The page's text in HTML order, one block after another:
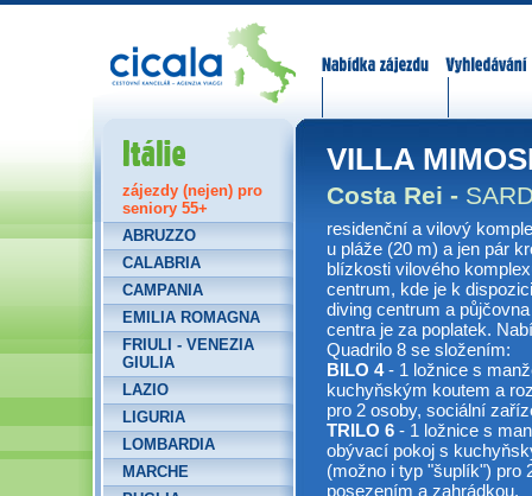
VILLA
Costa Rei -
residenční a vilový
u pláže (20 m) a jen pár
blízkosti vilového
centrum, kde je k
diving centrum a
centra je za poplatek.
Quadrilo 8 se složením:
BILO 4- 1 ložnice s
kuchyňským koutem a
pro 2 osoby, sociální
TRILO 6 - 1 ložnice s
obývací pokoj s
(možno i typ "šuplík") pro
posezením a zahrádkou.
Itálie
zájezdy (nejen) pro
seniory 55+
ABRUZZO
CALABRIA
CAMPANIA
EMILIA ROMAGNA
FRIULI - VENEZIA
GIULIA
LAZIO
LIGURIA
LOMBARDIA
MARCHE